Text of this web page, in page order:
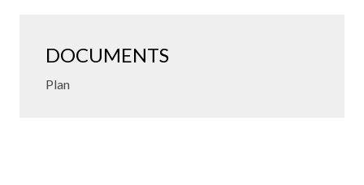
DOCUMENTS
Plan